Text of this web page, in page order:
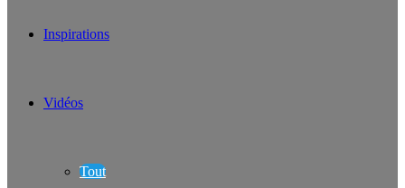
Inspirations
Vidéos
Tout